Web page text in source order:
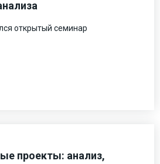
открытый семинар
проекты: анализ,